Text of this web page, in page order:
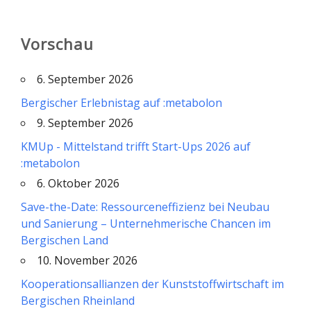
Vorschau
6. September 2026
Bergischer Erlebnistag auf :metabolon
9. September 2026
KMUp - Mittelstand trifft Start-Ups 2026 auf
:metabolon
6. Oktober 2026
Save-the-Date: Ressourceneffizienz bei Neubau
und Sanierung – Unternehmerische Chancen im
Bergischen Land
10. November 2026
Kooperationsallianzen der Kunststoffwirtschaft im
Bergischen Rheinland